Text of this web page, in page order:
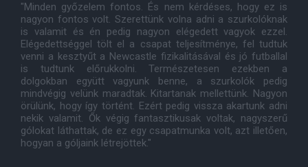
"Minden győzelem fontos. És nem kérdéses, hogy ez is
nagyon fontos volt. Szerettünk volna adni a szurkolóknak
is valamit és én pedig nagyon elégedett vagyok ezzel.
Elégedettséggel tölt el a csapat teljesítménye, fel tudtuk
venni a kesztyűt a Newcastle fizikalitásával és jó futballal
is tudtunk előrukkolni. Természetesen ezekben a
dolgokban együtt vagyunk benne, a szurkolók pedig
mindvégig velünk maradtak. Kitartanak mellettünk. Nagyon
örülünk, hogy így történt. Ezért pedig vissza akartunk adni
nekik valamit. Ők végig fantasztikusak voltak, nagyszerű
gólokat láthattak, de ez egy csapatmunka volt, azt illetően,
hogyan a góljaink létrejöttek."